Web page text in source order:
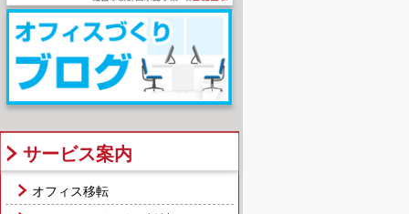
サービス案内
オフィス移転